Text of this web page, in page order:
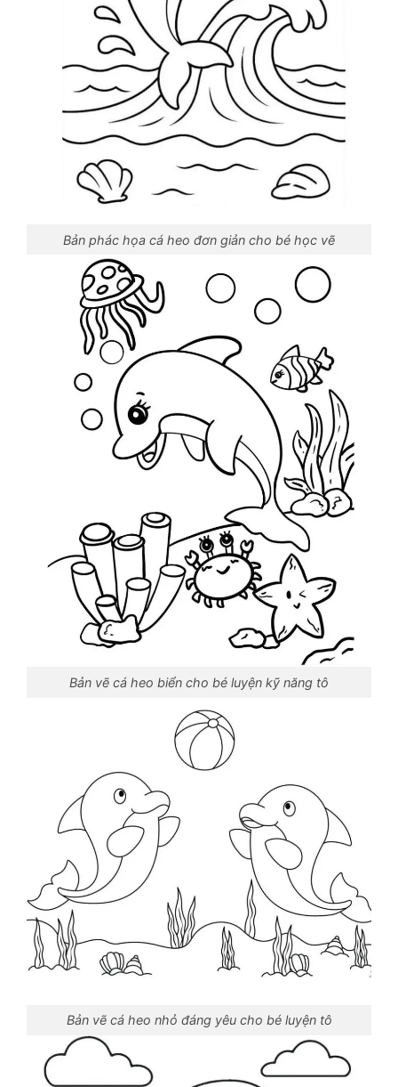
Bản phác họa cá heo đơn giản cho bé học vẽ
Bản vẽ cá heo biển cho bé luyện kỹ năng tô
Bản vẽ cá heo nhỏ đáng yêu cho bé luyện tô